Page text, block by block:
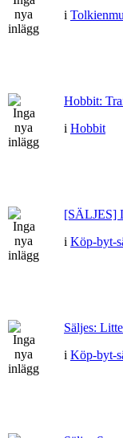
i
Hobbit:
i Hobbit
[SÄLJES]
i Köp-byt-
Säljes:
i Köp-byt-